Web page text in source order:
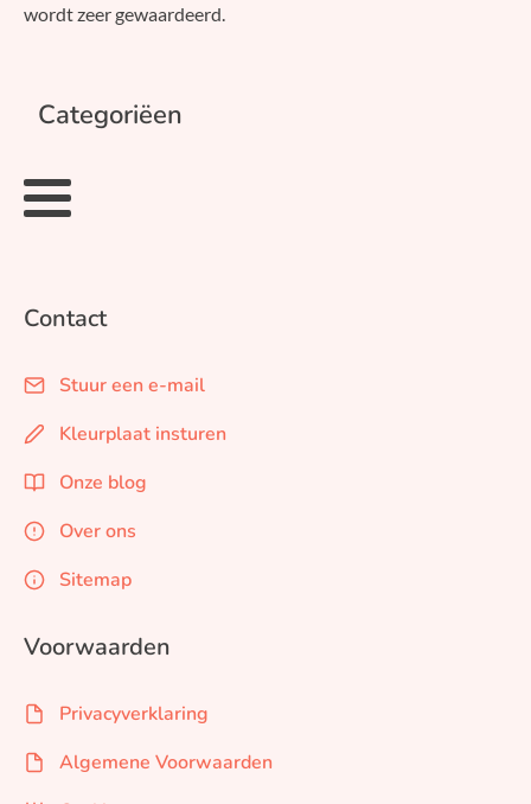
wordt zeer gewaardeerd.
Categoriëen
Contact
Stuur een e-mail
Kleurplaat insturen
Onze blog
Over ons
Sitemap
Voorwaarden
Privacyverklaring
Algemene Voorwaarden